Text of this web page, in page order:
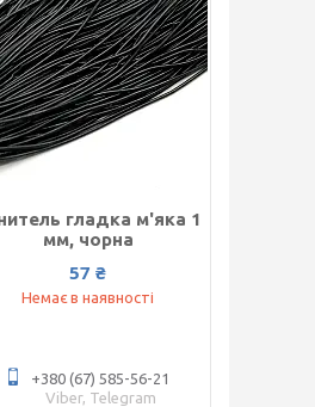
гладка м'яка 1
мм, чорна
57 ₴
Немає в наявності
+380 (67) 585-56-21
Viber, Telegram